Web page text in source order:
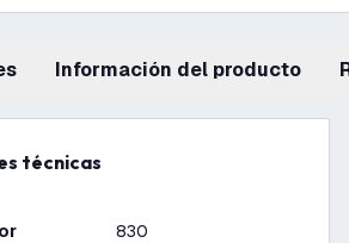
información del producto
técnicas
830